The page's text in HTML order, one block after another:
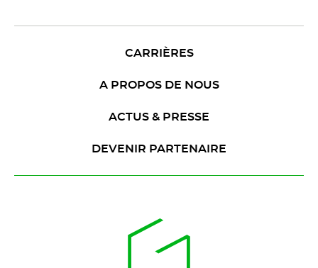
CARRIÈRES
A PROPOS DE NOUS
ACTUS & PRESSE
DEVENIR PARTENAIRE